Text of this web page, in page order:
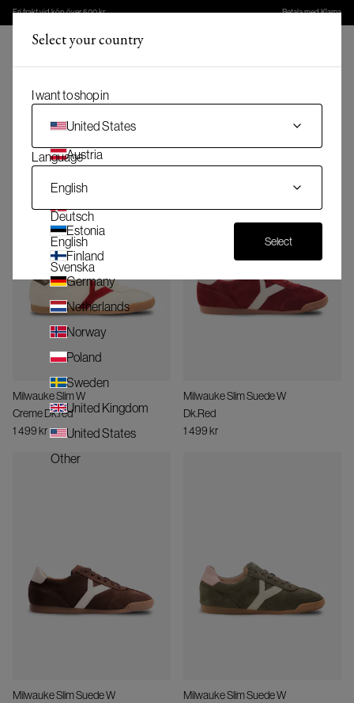
Fri frakt vid köp över 500 kr Betala med Klarna
Sommarrea Kolla in sommarrean
Milwauke Slim W
Creme Dk.red
1 499 kr
Milwauke Slim Suede W
Dk.Red
1 499 kr
Milwauke Slim Suede W
Milwauke Slim Suede W
Select your country
I want to shop in
United States
Austria
Belgium
Estonia
Finland
Germany
Netherlands
Norway
Poland
Sweden
United Kingdom
United States
Other
Language
English
Deutsch
English
Svenska
Select